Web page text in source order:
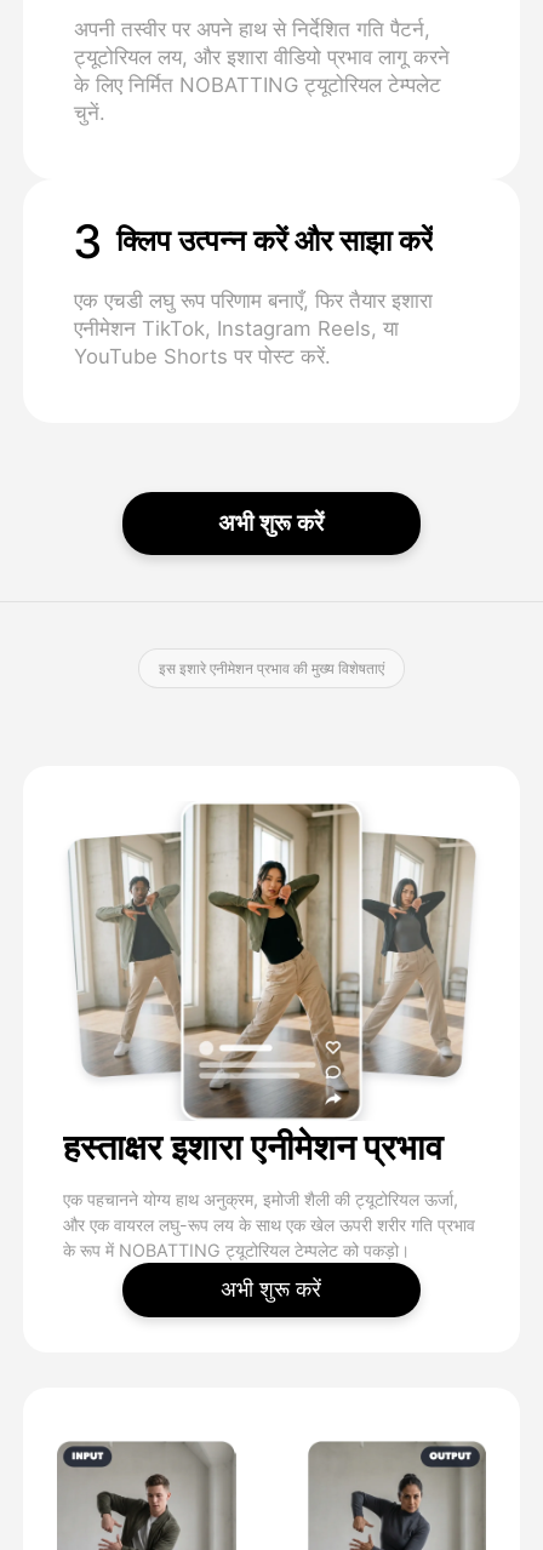
अपनी तस्वीर पर अपने हाथ से निर्देशित गति पैटर्न,
ट्यूटोरियल लय, और इशारा वीडियो प्रभाव लागू करने
के लिए निर्मित NOBATTING ट्यूटोरियल टेम्पलेट
चुनें.
3 क्लिप उत्पन्न करें और साझा करें
एक एचडी लघु रूप परिणाम बनाएँ, फिर तैयार इशारा
एनीमेशन TikTok, Instagram Reels, या
YouTube Shorts पर पोस्ट करें.
अभी शुरू करें
इस इशारे एनीमेशन प्रभाव की मुख्य विशेषताएं
हस्ताक्षर इशारा एनीमेशन प्रभाव
एक पहचानने योग्य हाथ अनुक्रम, इमोजी शैली की ट्यूटोरियल ऊर्जा,
और एक वायरल लघु-रूप लय के साथ एक खेल ऊपरी शरीर गति प्रभाव
के रूप में NOBATTING ट्यूटोरियल टेम्पलेट को पकड़ो।
अभी शुरू करें